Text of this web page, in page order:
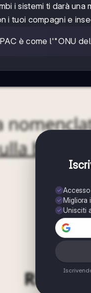
i sistemi ti darà una
i tuoi compagni e
è come l'"ONU
Migliora
Unisciti